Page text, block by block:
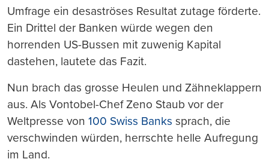
Umfrage ein desaströses Resultat zutage förderte.
Ein Drittel der Banken würde wegen den
horrenden US-Bussen mit zuwenig Kapital
dastehen, lautete das Fazit.
Nun brach das grosse Heulen und Zähneklappern
aus. Als Vontobel-Chef Zeno Staub vor der
Weltpresse von 100 Swiss Banks sprach, die
verschwinden würden, herrschte helle Aufregung
im Land.